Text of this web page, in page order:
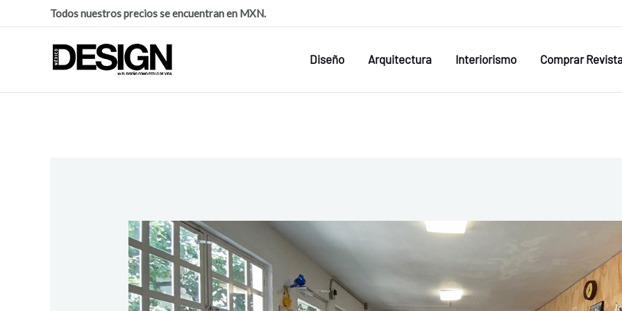
Todos nuestros precios se encuentran en MXN.
Diseño Arquitectura Interiorismo Comprar